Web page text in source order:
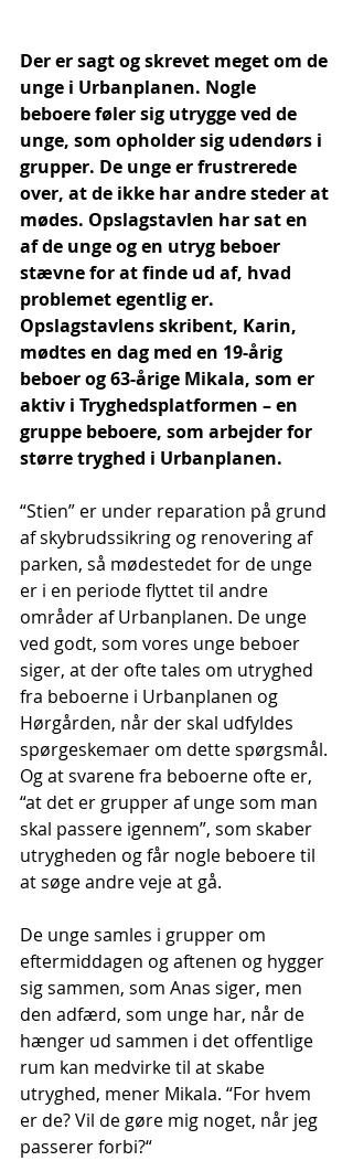
Der er sagt og skrevet meget om de
unge i Urbanplanen. Nogle
beboere føler sig utrygge ved de
unge, som opholder sig udendørs i
grupper. De unge er frustrerede
over, at de ikke har andre steder at
mødes. Opslagstavlen har sat en
af de unge og en utryg beboer
stævne for at finde ud af, hvad
problemet egentlig er.
Opslagstavlens skribent, Karin,
mødtes en dag med en 19-årig
beboer og 63-årige Mikala, som er
aktiv i Tryghedsplatformen – en
gruppe beboere, som arbejder for
større tryghed i Urbanplanen.
“Stien” er under reparation på grund
af skybrudssikring og renovering af
parken, så mødestedet for de unge
er i en periode flyttet til andre
områder af Urbanplanen. De unge
ved godt, som vores unge beboer
siger, at der ofte tales om utryghed
fra beboerne i Urbanplanen og
Hørgården, når der skal udfyldes
spørgeskemaer om dette spørgsmål.
Og at svarene fra beboerne ofte er,
“at det er grupper af unge som man
skal passere igennem”, som skaber
utrygheden og får nogle beboere til
at søge andre veje at gå.
De unge samles i grupper om
eftermiddagen og aftenen og hygger
sig sammen, som Anas siger, men
den adfærd, som unge har, når de
hænger ud sammen i det offentlige
rum kan medvirke til at skabe
utryghed, mener Mikala. “For hvem
er de? Vil de gøre mig noget, når jeg
passerer forbi?“